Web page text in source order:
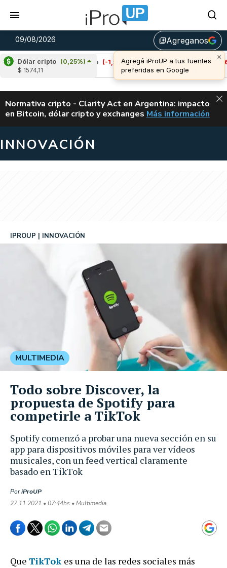
09/08/2026 library_addAgreganos
×
Agregá iProUP a tus fuentes
preferidas en Google
Dólar cripto (0,25%)
$ 1574,11
Cardano (-1,54%)
Avalanche (-1,46%)
u$s 6,46
ALERTA
Normativa cripto - Clarity Act en Argentina: impacto
en Bitcoin, dólar cripto y exchanges CLARITY ACT EN
Más información
INNOVACIÓN
Spotify comenzó a probar una nueva sección en su
app para dispositivos móviles para ver vídeos
musicales, con un feed vertical claramente
basado en TikTok
IPROUP INNOVACIÓN
PoriProUP
27.11.2021 • 07:44hs • Multimedia
MULTIMEDIA
Todo sobre Discover, la
propuesta de Spotify para
competirle a TikTok
Que TikTok es una de las redes sociales más